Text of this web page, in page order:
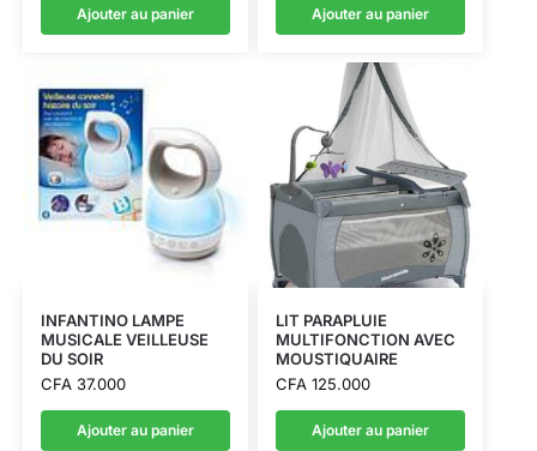
Ajouter au panier Ajouter au panier
INFANTINO LAMPE
MUSICALE VEILLEUSE
DU SOIR
CFA37.000
Ajouter au panier
LIT PARAPLUIE
MULTIFONCTION AVEC
MOUSTIQUAIRE
CFA125.000
Ajouter au panier